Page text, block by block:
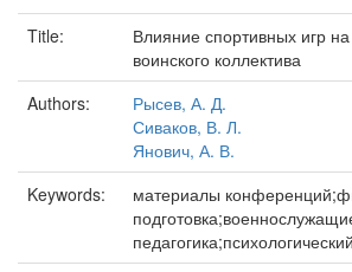
Title:
Влияние спортивных игр
воинского коллектива
Authors:
Рысев, А. Д.
Сиваков, В. Л.
Янович, А. В.
Keywords:
материалы